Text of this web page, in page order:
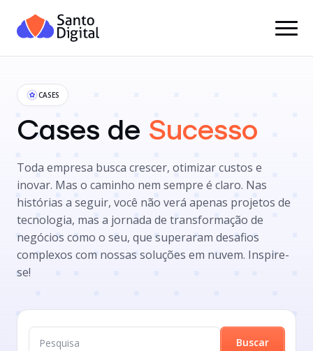
CASES
Cases de Sucesso
Toda empresa busca crescer, otimizar custos e
inovar. Mas o caminho nem sempre é claro. Nas
histórias a seguir, você não verá apenas projetos de
tecnologia, mas a jornada de transformação de
negócios como o seu, que superaram desafios
complexos com nossas soluções em nuvem. Inspire-
se!
Buscar